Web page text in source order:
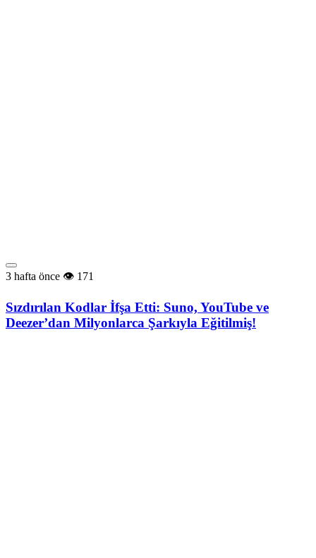
3 hafta önce 171
Sızdırılan Kodlar İfşa Etti: Suno, YouTube ve
Deezer’dan Milyonlarca Şarkıyla Eğitilmiş!